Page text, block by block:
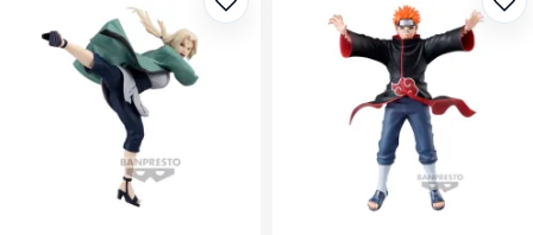
Adaugă la favorite